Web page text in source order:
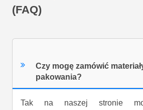
(FAQ)
Czy mogę zamówić
pakowania?
Tak na naszej stronie